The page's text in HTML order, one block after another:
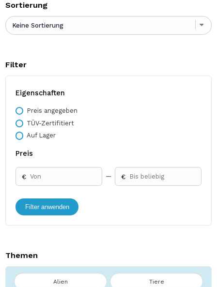
Sortierung
Filter
Eigenschaften
Preis angegeben
TÜV-Zertifitiert
Auf Lager
Preis
€ €
Filter anwenden
Themen
Alien Tiere